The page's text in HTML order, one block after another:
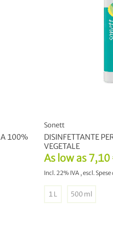
100%
As low as 7,10
Incl. 22% IVA ,escl.
1 L 500 ml
Sonett
DISINFETTANTE
VEGETALE